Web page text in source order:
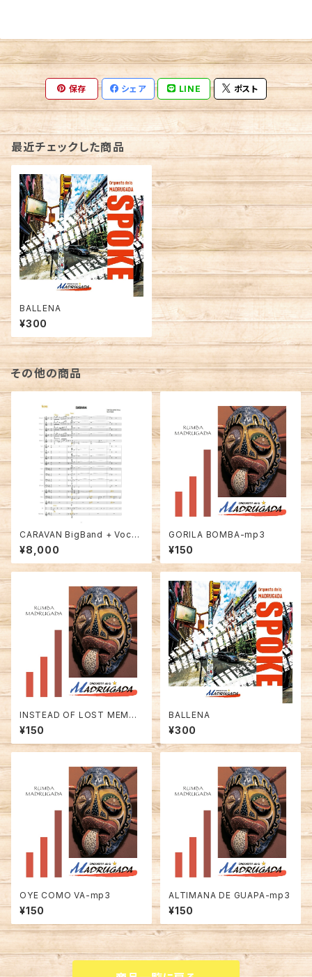
保存 シェア LINE ポスト
最近チェックした商品
BALLENA
¥300
その他の商品
CARAVAN BigBand + Vocal
ver. Full Score
¥8,000
GORILA BOMBA-mp3
¥150
INSTEAD OF LOST MEMOR
IE-mp3
¥150
BALLENA
¥300
OYE COMO VA-mp3
¥150
ALTIMANA DE GUAPA-mp3
¥150